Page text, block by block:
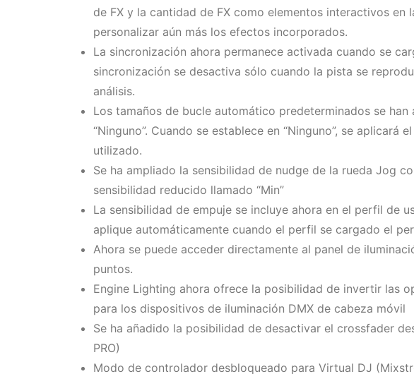
de FX y la cantidad de FX como elementos interactivos
personalizar aún más los efectos incorporados.
La sincronización ahora permanece activada cuando se
sincronización se desactiva sólo cuando la pista se
análisis.
Los tamaños de bucle automático predeterminados se
“Ninguno”. Cuando se establece en “Ninguno”, se
utilizado.
Se ha ampliado la sensibilidad de nudge de la rueda Jog
sensibilidad reducido llamado “Min”
La sensibilidad de empuje se incluye ahora en el perfil de
aplique automáticamente cuando el perfil se cargado el
Ahora se puede acceder directamente al panel de
puntos.
Engine Lighting ahora ofrece la posibilidad de invertir las
para los dispositivos de iluminación DMX de cabeza móvil
Se ha añadido la posibilidad de desactivar el crossfader
PRO)
Modo de controlador desbloqueado para Virtual DJ